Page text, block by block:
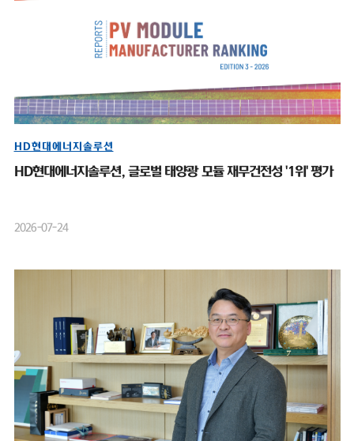
HD현대에너지솔루션
HD현대에너지솔루션, 글로벌 태양광 모듈 재무건전성 '1위' 평가
2026-07-24